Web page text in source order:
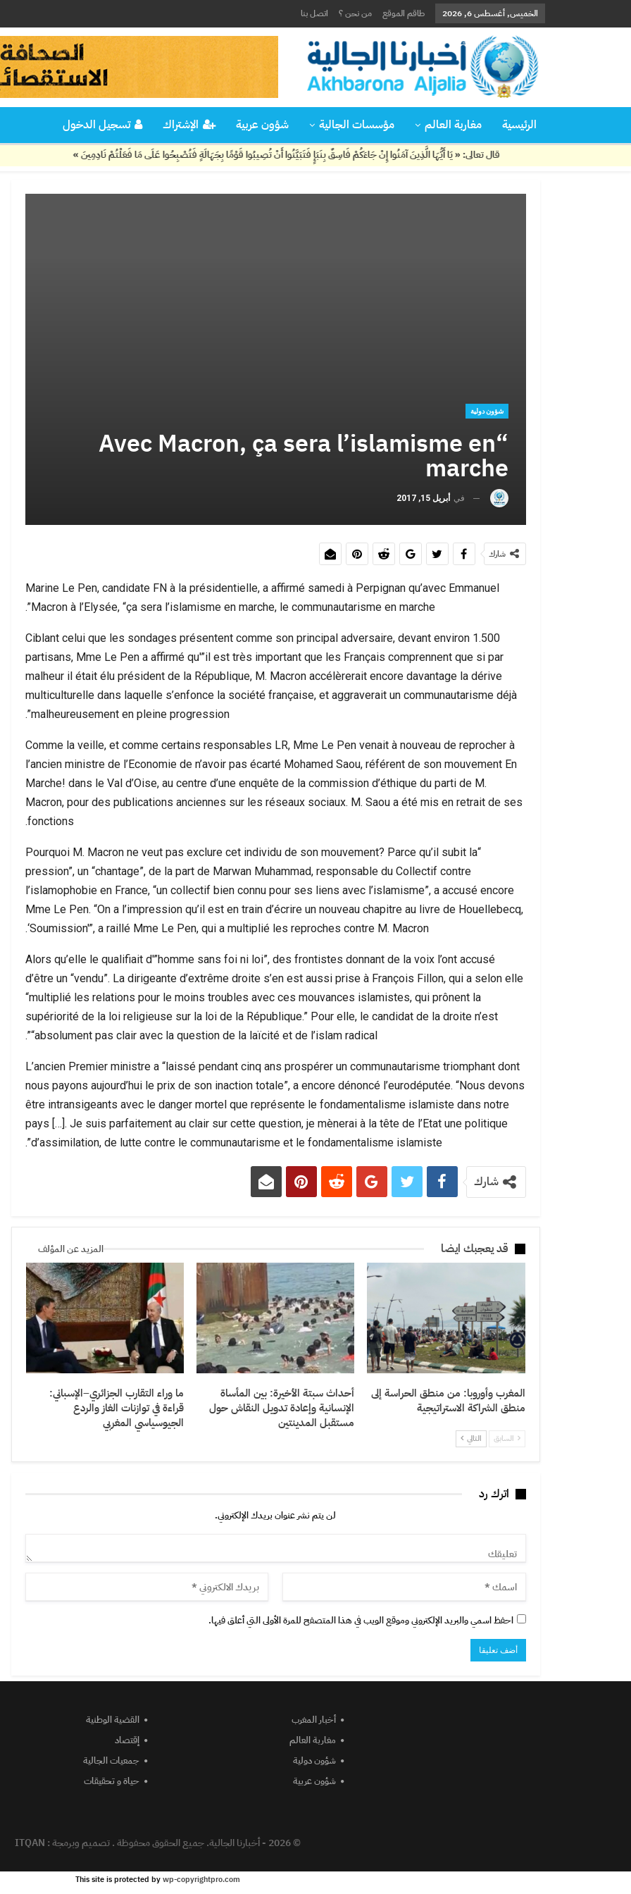
الخميس, أغسطس 6, 2026 طاقم الموقع من نحن ؟ اتصل بنا
الرئيسية مغاربة العالم مؤسسات الجالية شؤون عربية الإشتراك تسجيل الدخول
قال تعالى: « يَا أَيُّهَا الَّذِينَ آمَنُوا إِنْ جَاءَكُمْ فَاسِقٌ بِنَبَإٍ فَتَبَيَّنُوا أَنْ تُصِيبُوا قَوْمًا بِجَهَالَةٍ فَتُصْبِحُوا عَلَى مَا فَعَلْتُمْ نَادِمِينَ »
شؤون دولية
“Avec Macron, ça sera l’islamisme en
marche
في أبريل 15, 2017
شارك
Marine Le Pen, candidate FN à la présidentielle, a affirmé samedi à Perpignan qu’avec Emmanuel
Macron à l’Elysée, “ça sera l’islamisme en marche, le communautarisme en marche”.
Ciblant celui que les sondages présentent comme son principal adversaire, devant environ 1.500
partisans, Mme Le Pen a affirmé qu'”il est très important que les Français comprennent que si par
malheur il était élu président de la République, M. Macron accélèrerait encore davantage la dérive
multiculturelle dans laquelle s’enfonce la société française, et aggraverait un communautarisme déjà
malheureusement en pleine progression”.
Comme la veille, et comme certains responsables LR, Mme Le Pen venait à nouveau de reprocher à
l’ancien ministre de l’Economie de n’avoir pas écarté Mohamed Saou, référent de son mouvement En
Marche! dans le Val d’Oise, au centre d’une enquête de la commission d’éthique du parti de M.
Macron, pour des publications anciennes sur les réseaux sociaux. M. Saou a été mis en retrait de ses
fonctions.
“Pourquoi M. Macron ne veut pas exclure cet individu de son mouvement? Parce qu’il subit la
pression”, un “chantage”, de la part de Marwan Muhammad, responsable du Collectif contre
l’islamophobie en France, “un collectif bien connu pour ses liens avec l’islamisme”, a accusé encore
Mme Le Pen. “On a l’impression qu’il est en train d’écrire un nouveau chapitre au livre de Houellebecq,
‘Soumission'”, a raillé Mme Le Pen, qui a multiplié les reproches contre M. Macron.
Alors qu’elle le qualifiait d'”homme sans foi ni loi”, des frontistes donnant de la voix l’ont accusé
d’être un “vendu”. La dirigeante d’extrême droite s’en est aussi prise à François Fillon, qui a selon elle
“multiplié les relations pour le moins troubles avec ces mouvances islamistes, qui prônent la
supériorité de la loi religieuse sur la loi de la République.” Pour elle, le candidat de la droite n’est
“absolument pas clair avec la question de la laïcité et de l’islam radical”.
L’ancien Premier ministre a “laissé pendant cinq ans prospérer un communautarisme triomphant dont
nous payons aujourd’hui le prix de son inaction totale”, a encore dénoncé l’eurodéputée. “Nous devons
être intransigeants avec le danger mortel que représente le fondamentalisme islamiste dans notre
pays […]. Je suis parfaitement au clair sur cette question, je mènerai à la tête de l’Etat une politique
d’assimilation, de lutte contre le communautarisme et le fondamentalisme islamiste”.
شارك
قد يعجبك ايضا المزيد عن المؤلف
المغرب وأوروبا: من منطق الحراسة إلى
منطق الشراكة الاستراتيجية
أحداث سبتة الأخيرة: بين المأساة
الإنسانية وإعادة تدويل النقاش حول
مستقبل المدينتين
ما وراء التقارب الجزائري–الإسباني:
قراءة في توازنات الغاز والردع
الجيوسياسي المغربي
السابق التالي
اترك رد
لن يتم نشر عنوان بريدك الإلكتروني.
احفظ اسمي والبريد الإلكتروني وموقع الويب في هذا المتصفح للمرة الأولى التي أعلق فيها.
سبتة أمام موجة هجرة غير مسبوقة… أزمة
إنسانية تتجاوز الحسابات…
ظهور شخص مسلح خلال أحداث سبتة يثير
مطالب بفتح تحقيق وتوضيح…
أخبار المغرب
مغاربة العالم
شؤون دولية
شؤون عربية
القضية الوطنية
إقتصاد
جمعيات الجالية
حياة و تحقيقات
© 2026 - أخبارنا الجالية. جميع الحقوق محفوظة . تصميم وبرمجة : ITQAN
This site is protected bywp-copyrightpro.com